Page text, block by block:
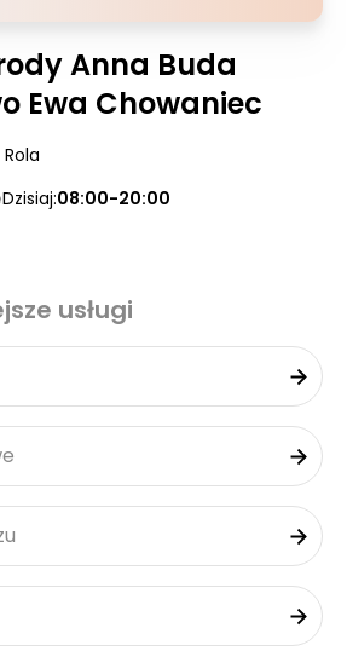
Anna Buda
Ewa Chowaniec
Rola
Dzisiaj:08:00-20:00
usługi